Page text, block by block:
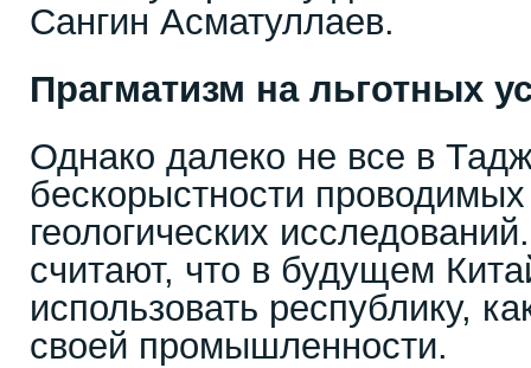
Сангин Асматуллаев.
Прагматизм на льготных
Однако далеко не все в
бескорыстности
геологических
считают, что в будущем
использовать республику,
своей промышленности.